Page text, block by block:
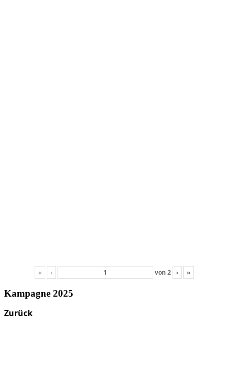
« ‹ von 2 › »
Kampagne 2025
Zurück